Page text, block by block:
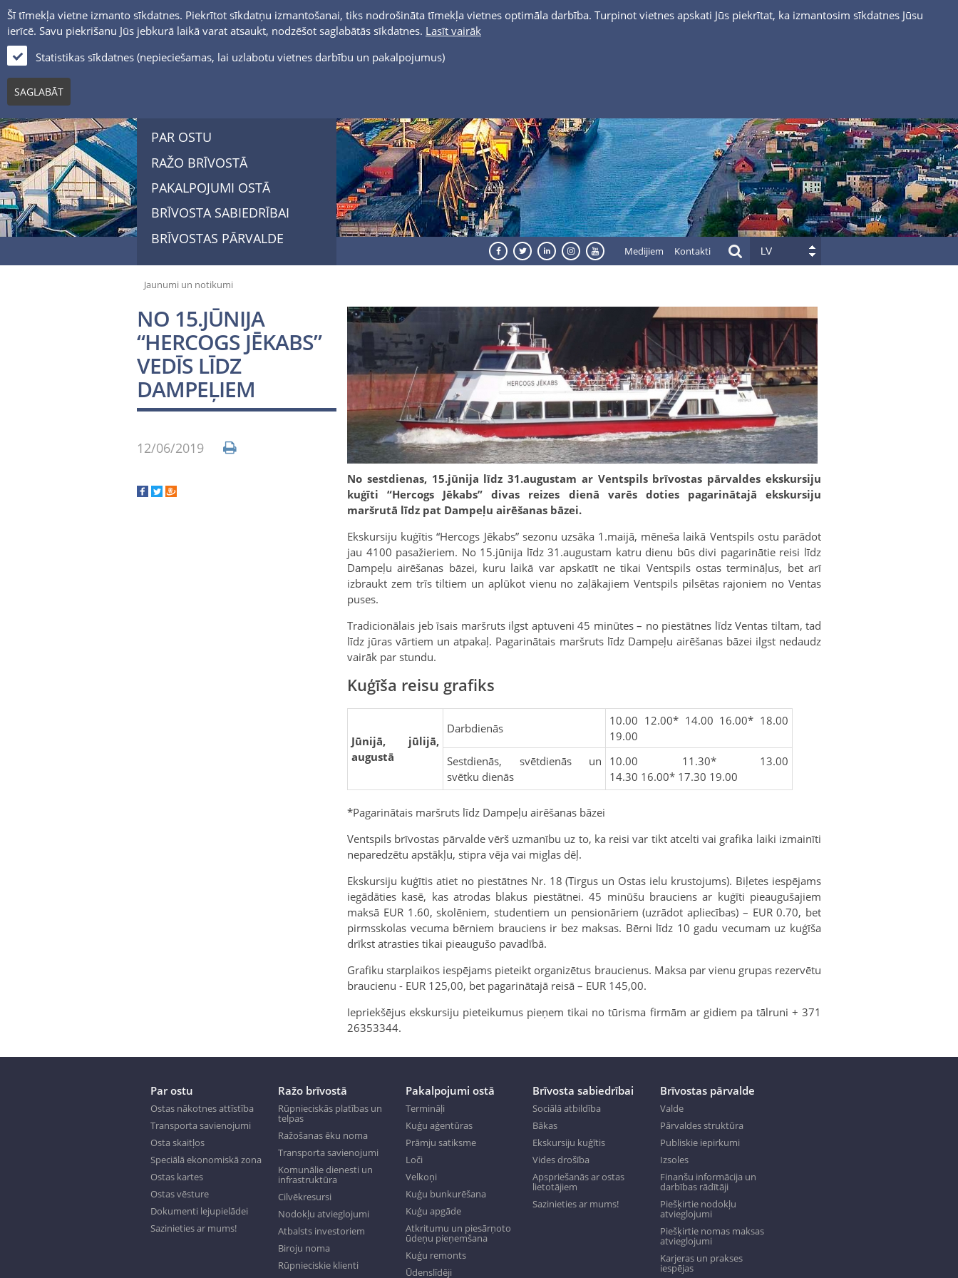
Šī tīmekļa vietne izmanto sīkdatnes. Piekrītot sīkdatņu izmantošanai, tiks nodrošināta tīmekļa vietnes optimāla darbība. Turpinot vietnes apskati Jūs piekrītat, ka izmantosim sīkdatnes Jūsu
ierīcē. Savu piekrišanu Jūs jebkurā laikā varat atsaukt, nodzēšot saglabātās sīkdatnes. Lasīt vairāk
Statistikas sīkdatnes (nepieciešamas, lai uzlabotu vietnes darbību un pakalpojumus)
SAGLABĀT
PAR OSTU
RAŽO BRĪVOSTĀ
PAKALPOJUMI OSTĀ
BRĪVOSTA SABIEDRĪBAI
BRĪVOSTAS PĀRVALDE
Medijiem Kontakti LV
Jaunumi un notikumi
NO 15.JŪNIJA
“HERCOGS JĒKABS”
VEDĪS LĪDZ
DAMPEĻIEM
12/06/2019
No sestdienas, 15.jūnija līdz 31.augustam ar Ventspils brīvostas pārvaldes ekskursiju
kuģīti “Hercogs Jēkabs” divas reizes dienā varēs doties pagarinātajā ekskursiju
maršrutā līdz pat Dampeļu airēšanas bāzei.
Ekskursiju kuģītis “Hercogs Jēkabs” sezonu uzsāka 1.maijā, mēneša laikā Ventspils ostu parādot
jau 4100 pasažieriem. No 15.jūnija līdz 31.augustam katru dienu būs divi pagarinātie reisi līdz
Dampeļu airēšanas bāzei, kuru laikā var apskatīt ne tikai Ventspils ostas termināļus, bet arī
izbraukt zem trīs tiltiem un aplūkot vienu no zaļākajiem Ventspils pilsētas rajoniem no Ventas
puses.
Tradicionālais jeb īsais maršruts ilgst aptuveni 45 minūtes – no piestātnes līdz Ventas tiltam, tad
līdz jūras vārtiem un atpakaļ. Pagarinātais maršruts līdz Dampeļu airēšanas bāzei ilgst nedaudz
vairāk par stundu.
Kuģīša reisu grafiks
Jūnijā, jūlijā,
augustā
Darbdienās
10.00 12.00* 14.00 16.00* 18.00
19.00
Sestdienās, svētdienās un
svētku dienās
10.00 11.30* 13.00
14.30 16.00* 17.30 19.00
*Pagarinātais maršruts līdz Dampeļu airēšanas bāzei
Ventspils brīvostas pārvalde vērš uzmanību uz to, ka reisi var tikt atcelti vai grafika laiki izmainīti
neparedzētu apstākļu, stipra vēja vai miglas dēļ.
Ekskursiju kuģītis atiet no piestātnes Nr. 18 (Tirgus un Ostas ielu krustojums). Biļetes iespējams
iegādāties kasē, kas atrodas blakus piestātnei. 45 minūšu brauciens ar kuģīti pieaugušajiem
maksā EUR 1.60, skolēniem, studentiem un pensionāriem (uzrādot apliecības) – EUR 0.70, bet
pirmsskolas vecuma bērniem brauciens ir bez maksas. Bērni līdz 10 gadu vecumam uz kuģīša
drīkst atrasties tikai pieaugušo pavadībā.
Grafiku starplaikos iespējams pieteikt organizētus braucienus. Maksa par vienu grupas rezervētu
braucienu - EUR 125,00, bet pagarinātajā reisā – EUR 145,00.
Iepriekšējus ekskursiju pieteikumus pieņem tikai no tūrisma firmām ar gidiem pa tālruni + 371
26353344.
Par ostu
Ostas nākotnes attīstība
Transporta savienojumi
Osta skaitļos
Speciālā ekonomiskā zona
Ostas kartes
Ostas vēsture
Dokumenti lejupielādei
Sazinieties ar mums!
Ražo brīvostā
Rūpnieciskās platības un
telpas
Ražošanas ēku noma
Transporta savienojumi
Komunālie dienesti un
infrastruktūra
Cilvēkresursi
Nodokļu atvieglojumi
Atbalsts investoriem
Biroju noma
Rūpnieciskie klienti
Pakalpojumi ostā
Termināļi
Kuģu aģentūras
Prāmju satiksme
Loči
Velkoņi
Kuģu bunkurēšana
Kuģu apgāde
Atkritumu un piesārņoto
ūdeņu pieņemšana
Kuģu remonts
Ūdenslīdēji
Brīvosta sabiedrībai
Sociālā atbildība
Bākas
Ekskursiju kuģītis
Vides drošība
Apspriešanās ar ostas
lietotājiem
Sazinieties ar mums!
Brīvostas pārvalde
Valde
Pārvaldes struktūra
Publiskie iepirkumi
Izsoles
Finanšu informācija un
darbības rādītāji
Piešķirtie nodokļu
atvieglojumi
Piešķirtie nomas maksas
atvieglojumi
Karjeras un prakses
iespējas